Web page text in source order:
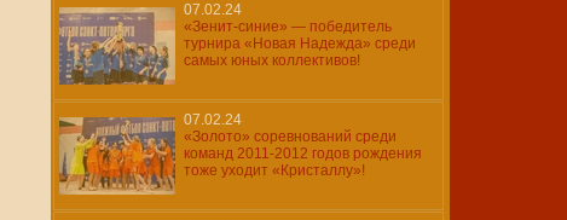
07.02.24
«Зенит-синие» — победитель
турнира «Новая Надежда» среди
самых юных коллективов!
07.02.24
«Золото» соревнований среди
команд 2011-2012 годов рождения
тоже уходит «Кристаллу»!